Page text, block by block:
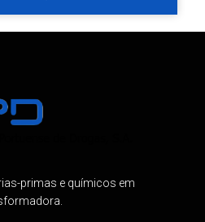
primas e químicos em